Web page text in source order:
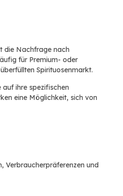
die Nachfrage nach
für Premium- oder
Spirituosenmarkt.
ihre spezifischen
eine Möglichkeit, sich von
Verbraucherpräferenzen und